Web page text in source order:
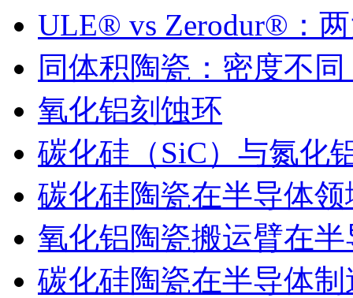
ULE® vs Zerodur®：
同体积陶瓷：密度不
氧化铝刻蚀环
碳化硅（SiC）与氮化
碳化硅陶瓷在半导体
氧化铝陶瓷搬运臂在
碳化硅陶瓷在半导体